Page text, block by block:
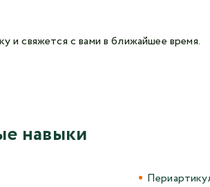
и свяжется с вами в ближайшее время.
навыки